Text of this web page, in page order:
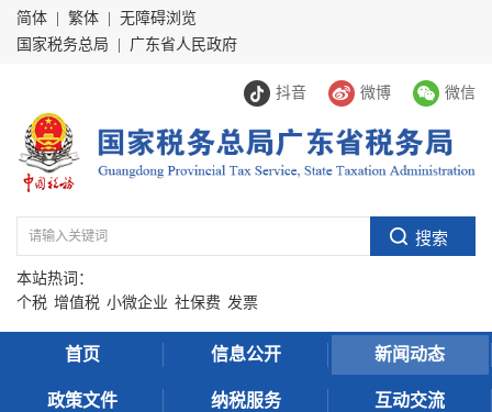
简体 繁体
无障碍浏览
国家税务总局
广东省人民政府
抖音 微博 微信
本站热词：
个税 增值税 小微企业 社保费 发票
首页 信息公开 新闻动态
政策文件 纳税服务 互动交流